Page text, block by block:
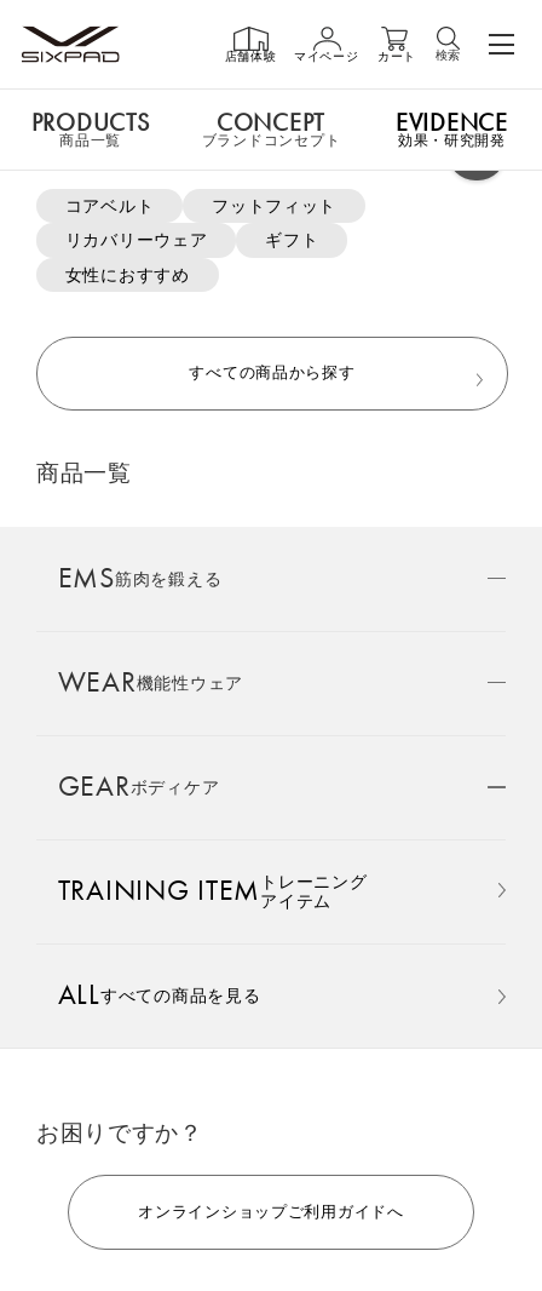
店舗体験 マイページ カート 検索
PRODUCTS商品一覧
GIFT ギフト
LIVE SHOPPING
AMBASSADOR
SIXPAD APP
COLUMN
LARGE ORDER⼤⼝注⽂窓⼝
MULTI EMS
よく検索されているキーワード
コアベルト
フットフィット
リカバリーウェア
ギフト
女性におすすめ
すべての商品から探す
商品一覧
EMS筋肉を鍛える
WEAR機能性ウェア
GEARボディケア
TRAINING ITEM トレーニング
アイテム
ALLすべての商品を見る
お困りですか？
オンラインショップご利用ガイドへ
PRODUCTS
商品一覧
CONCEPT
ブランドコンセプト
EVIDENCE
効果・研究開発
申し訳ございません。この商品には詳細情報がありません。
おすすめ商品・新商品はこちら
手軽に、パワフルに、進化。